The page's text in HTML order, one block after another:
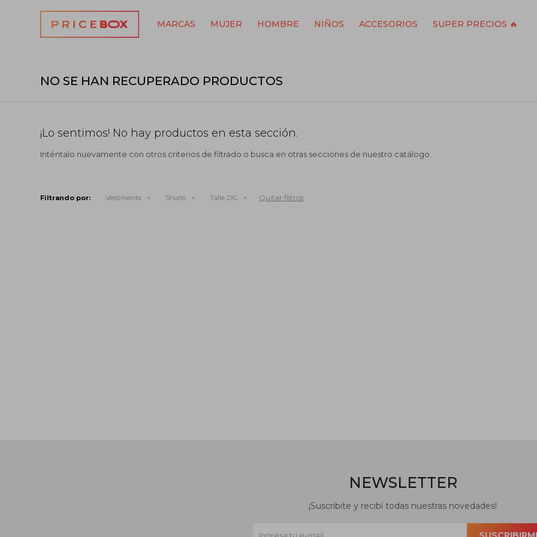
MARCAS MUJER HOMBRE NIÑOS ACCESORIOS SUPER PRECIOS 🔥
NO SE HAN RECUPERADO PRODUCTOS
¡Lo sentimos! No hay productos en esta sección.
Inténtalo nuevamente con otros criterios de filtrado o busca en otras secciones de nuestro catálogo.
Filtrando por: Vestimenta Shorts Talle 2XL Quitar filtros
NEWSLETTER
¡Suscribite y recibí todas nuestras novedades!